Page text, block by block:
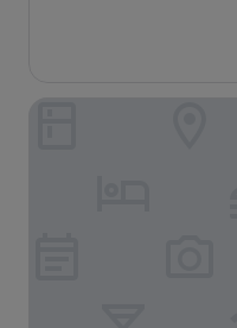
Daegu Dongdaegu